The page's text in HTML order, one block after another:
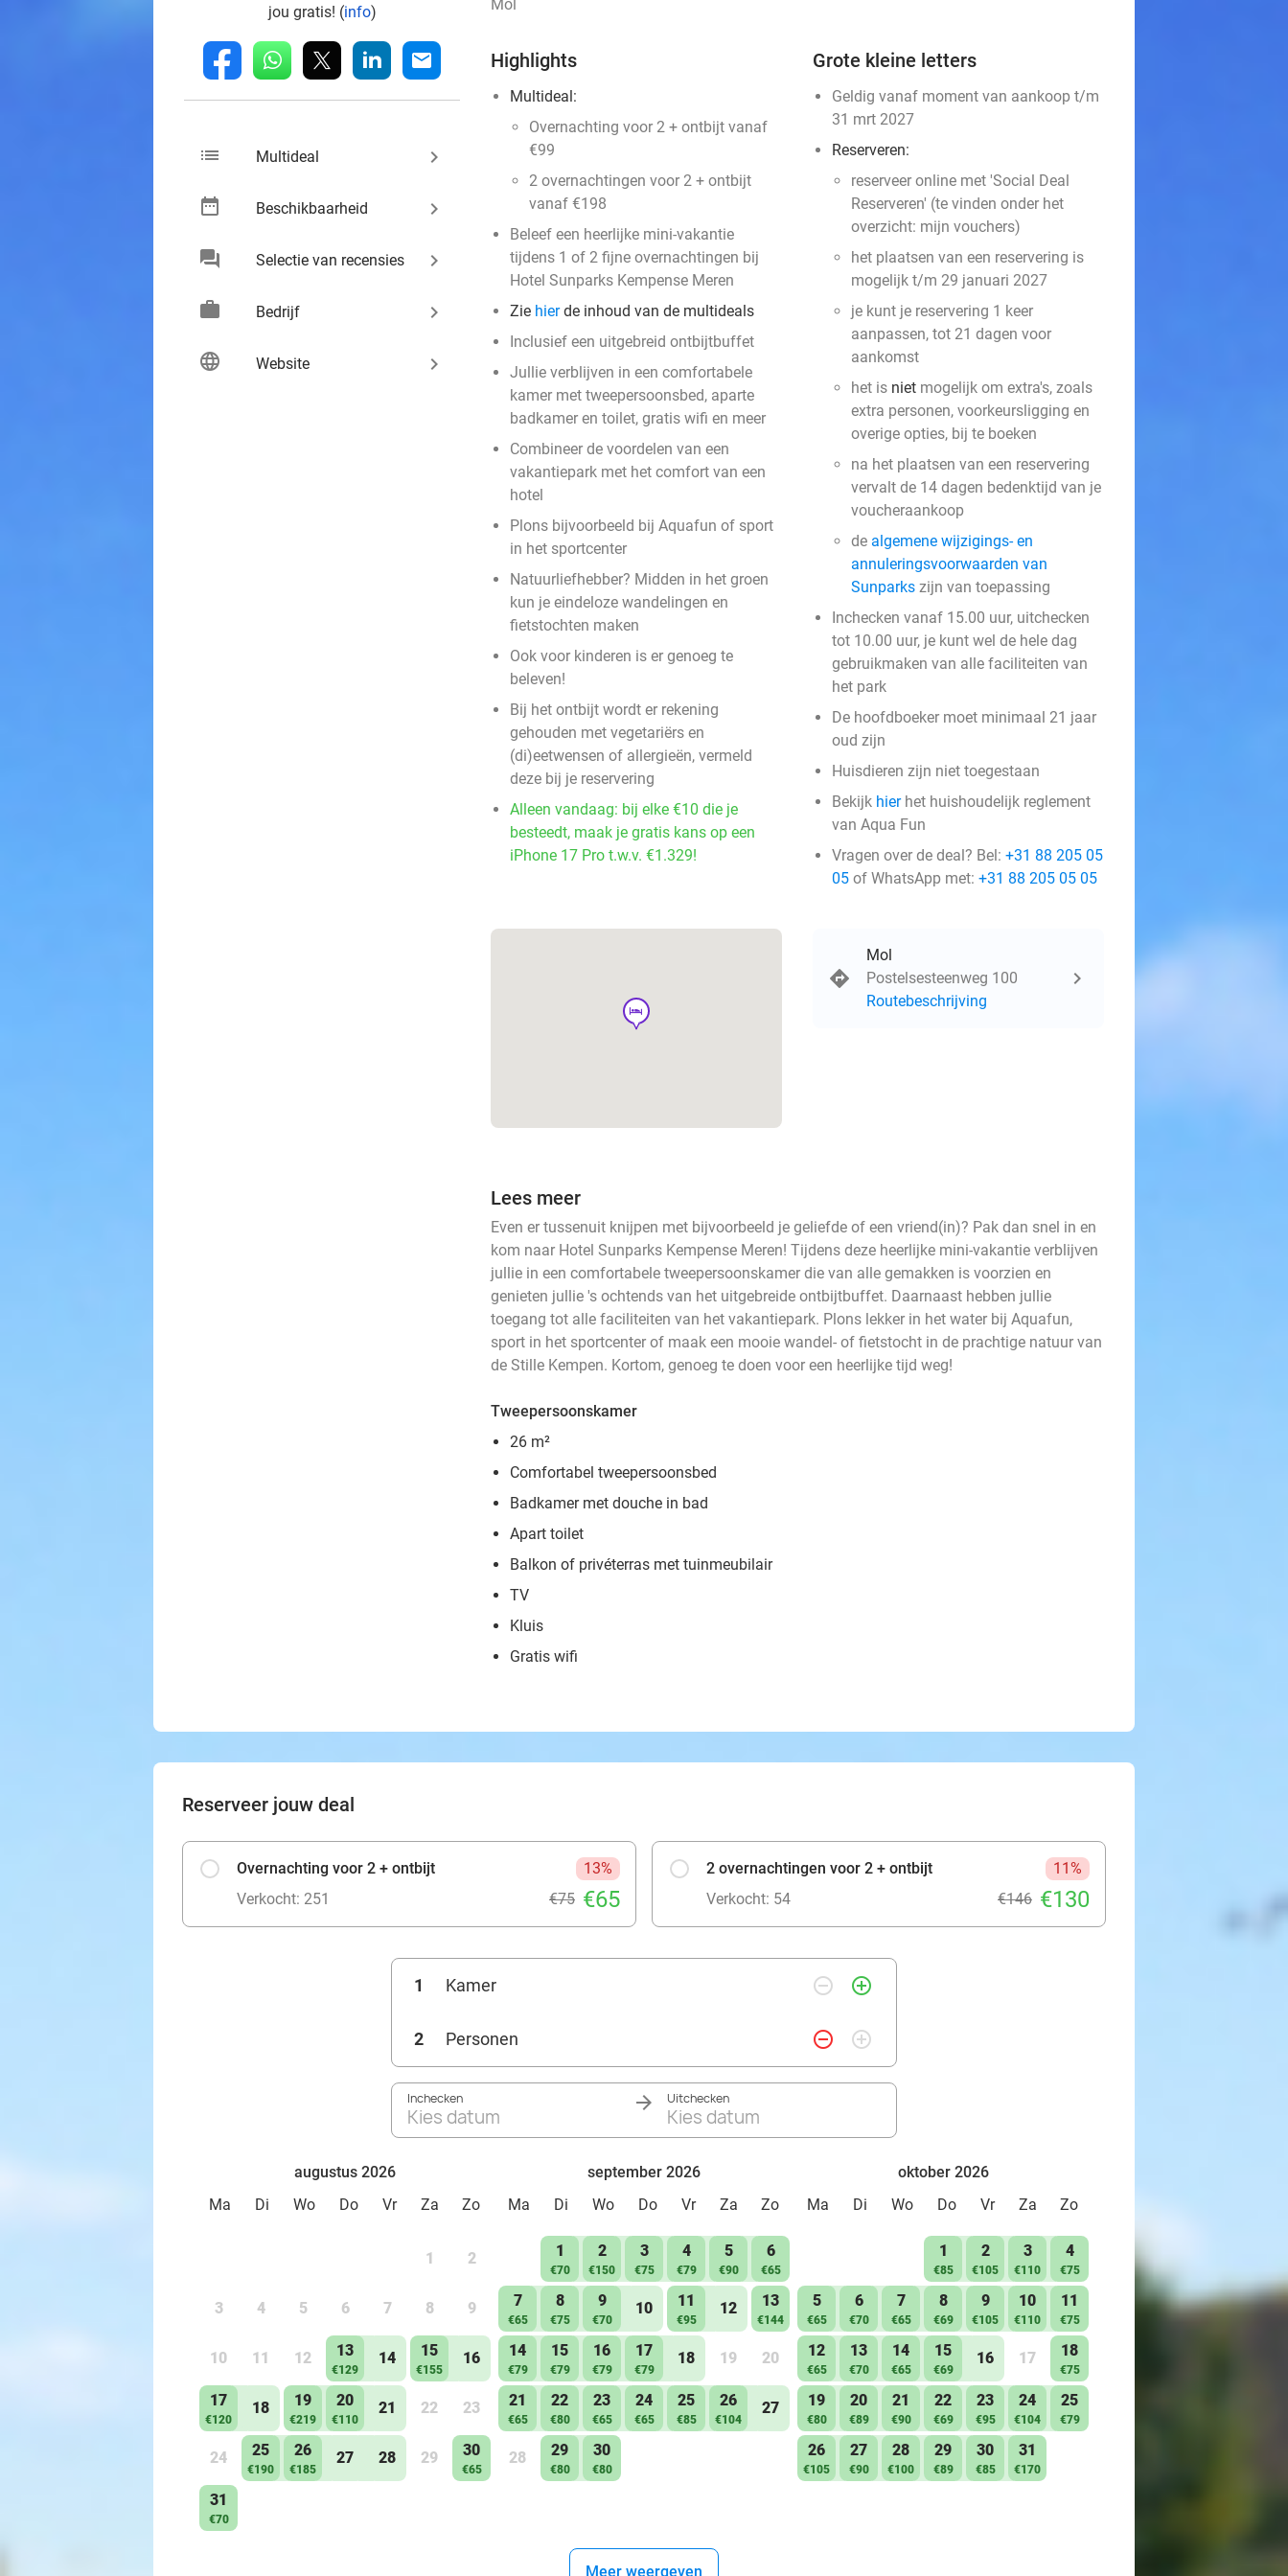
jou gratis! (info)
fb whatsapp linkedin mail
list Multideal keyboard_arrow_right
date_range Beschikbaarheid keyboard_arrow_right
chat Selectie van recensies keyboard_arrow_right
work Bedrijf keyboard_arrow_right
language Website keyboard_arrow_right
Mol
Highlights
Multideal:
Overnachting voor 2 + ontbijt vanaf
€99
2 overnachtingen voor 2 + ontbijt
vanaf €198
Beleef een heerlijke mini-vakantie
tijdens 1 of 2 fijne overnachtingen bij
Hotel Sunparks Kempense Meren
Zie hierde inhoud van de multideals
Inclusief een uitgebreid ontbijtbuffet
Jullie verblijven in een comfortabele
kamer met tweepersoonsbed, aparte
badkamer en toilet, gratis wifi en meer
Combineer de voordelen van een
vakantiepark met het comfort van een
hotel
Plons bijvoorbeeld bij Aquafun of sport
in het sportcenter
Natuurliefhebber? Midden in het groen
kun je eindeloze wandelingen en
fietstochten maken
Ook voor kinderen is er genoeg te
beleven!
Bij het ontbijt wordt er rekening
gehouden met vegetariërs en
(di)eetwensen of allergieën, vermeld
deze bij je reservering
Alleen vandaag: bij elke €10 die je
besteedt, maak je gratis kans op een
iPhone 17 Pro t.w.v. €1.329!
Grote kleine letters
Geldig vanaf moment van aankoop t/m
31 mrt 2027
Reserveren:
reserveer online met 'Social Deal
Reserveren' (te vinden onder het
overzicht: mijn vouchers)
het plaatsen van een reservering is
mogelijk t/m 29 januari 2027
je kunt je reservering 1 keer
aanpassen, tot 21 dagen voor
aankomst
het is niet mogelijk om extra's, zoals
extra personen, voorkeursligging en
overige opties, bij te boeken
na het plaatsen van een reservering
vervalt de 14 dagen bedenktijd van je
voucheraankoop
de algemene wijzigings- en
annuleringsvoorwaarden van
Sunparks zijn van toepassing
Inchecken vanaf 15.00 uur, uitchecken
tot 10.00 uur, je kunt wel de hele dag
gebruikmaken van alle faciliteiten van
het park
De hoofdboeker moet minimaal 21 jaar
oud zijn
Huisdieren zijn niet toegestaan
Bekijk hierhet huishoudelijk reglement
van Aqua Fun
Vragen over de deal? Bel: +31 88 205 05
05 of WhatsApp met: +31 88 205 05 05
hotel
Mol
Postelsesteenweg 100
Routebeschrijving
Lees meer
Even er tussenuit knijpen met bijvoorbeeld je geliefde of een vriend(in)? Pak dan snel in en
kom naar Hotel Sunparks Kempense Meren! Tijdens deze heerlijke mini-vakantie verblijven
jullie in een comfortabele tweepersoonskamer die van alle gemakken is voorzien en
genieten jullie 's ochtends van het uitgebreide ontbijtbuffet. Daarnaast hebben jullie
toegang tot alle faciliteiten van het vakantiepark. Plons lekker in het water bij Aquafun,
sport in het sportcenter of maak een mooie wandel- of fietstocht in de prachtige natuur van
de Stille Kempen. Kortom, genoeg te doen voor een heerlijke tijd weg!
Tweepersoonskamer
26 m²
Comfortabel tweepersoonsbed
Badkamer met douche in bad
Apart toilet
Balkon of privéterras met tuinmeubilair
TV
Kluis
Gratis wifi
Reserveer jouw deal
Overnachting voor 2 + ontbijt
13%
Verkocht: 251
€75 €65
2 overnachtingen voor 2 + ontbijt
11%
Verkocht: 54
€146 €130
1 Kamer remove_circle_outline add_circle_outline
2 Personen remove_circle_outline add_circle_outline
Inchecken
Kies datum
Uitchecken
Kies datum
augustus 2026
Ma
Di Wo Do Vr Za Zo
1 2
3 4 5 6 7 8 9
10 11 12 13
€129
14 15
€155
16
17
€120
18 19
€219
20
€110
21 22 23
24 25
€190
26
€185
27 28 29 30
€65
31
€70
september 2026
Ma
Di Wo Do Vr Za Zo
1
€70
2
€150
3
€75
4
€79
5
€90
6
€65
7
€65
8
€75
9
€70
10 11
€95
12 13
€144
14
€79
15
€79
16
€79
17
€79
18 19 20
21
€65
22
€80
23
€65
24
€65
25
€85
26
€104
27
28 29
€80
30
€80
oktober 2026
Ma
Di Wo Do Vr Za Zo
1
€85
2
€105
3
€110
4
€75
5
€65
6
€70
7
€65
8
€69
9
€105
10
€110
11
€75
12
€65
13
€70
14
€65
15
€69
16 17 18
€75
19
€80
20
€89
21
€90
22
€69
23
€95
24
€104
25
€79
26
€105
27
€90
28
€100
29
€89
30
€85
31
€170
Meer weergeven